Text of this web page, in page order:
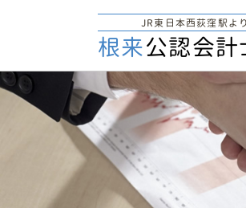
JR東日本西荻窪駅よ
根来公認会